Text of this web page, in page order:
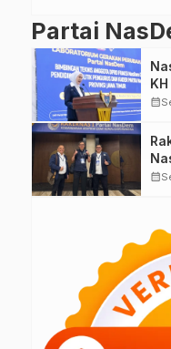
Partai
calendar_month
calendar_month